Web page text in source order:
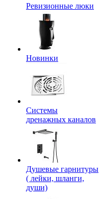
Ревизионные люки
Новинки
Системы
дренажных каналов
Душевые гарнитуры
( лейки, шланги,
души)